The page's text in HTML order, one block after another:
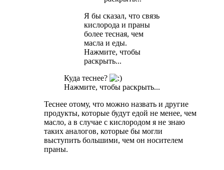
Я бы сказал, что связь
кислорода и праны
более тесная, чем
масла и еды.
Нажмите, чтобы
раскрыть...
Куда теснее?
Нажмите, чтобы раскрыть...
Теснее отому, что можно назвать и другие
продукты, которые будут едой не менее, чем
масло, а в случае с кислородом я не знаю
таких аналогов, которые бы могли
выступить большими, чем он носителем
праны.